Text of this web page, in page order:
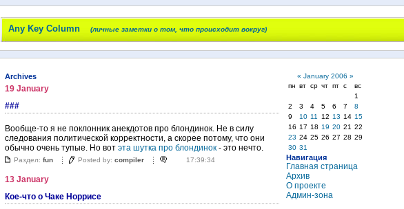
Any Key Column (личные заметки о том, что происходит вокруг)
Archives
19 January
###
Вообще-то я не поклонник анекдотов про блондинок. Не в силу
следования политической корректности, а скорее потому, что они
обычно очень тупые. Но вот эта шутка про блондинок - это нечто.
Раздел: fun Posted by: compiler 17:39:34
13 January
Кое-что о Чаке Норрисе
« January 2006 »
пн вт ср чт пт с
вс
1
2
3 4 5 6 7
8
9
10 11 12 13 14 15
16 17 18 19 20 21 22
23 24 25 26 27 28 29
30 31
Навигация
Главная страница
Архив
О проекте
Админ-зона